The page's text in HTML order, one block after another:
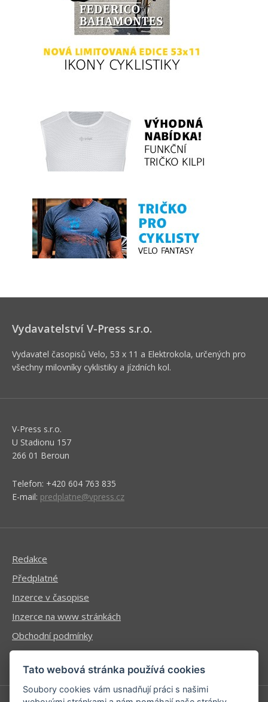
Vydavatelství V-Press s.r.o.
Vydavatel časopisů Velo, 53 x 11 a Elektrokola, určených pro
všechny milovníky cyklistiky a jízdních kol.
V-Press s.r.o.
U Stadionu 157
266 01 Beroun
Telefon: +420 604 763 835
E-mail: predplatne@vpress.cz
Redakce
Předplatné
Inzerce v časopise
Inzerce na www stránkách
Obchodní podmínky
Ochrana osobních údajů
Tato webová stránka používá cookies
Soubory cookies vám usnadňují práci s našimi